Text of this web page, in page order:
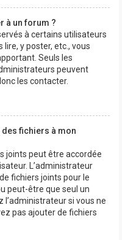
à un forum ?
à certains utilisateurs
lire, y poster, etc., vous
Seuls les
peuvent
les contacter.
fichiers à mon
joints peut être accordée
L’administrateur
fichiers joints pour le
peut-être que seul un
l’administrateur si vous ne
pas ajouter de fichiers